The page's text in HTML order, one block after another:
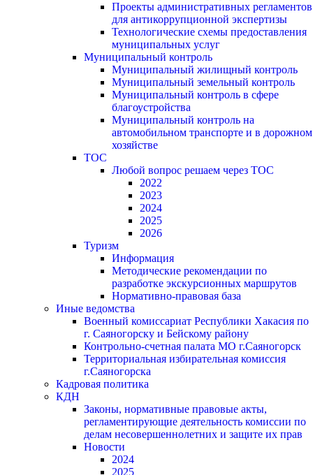
Проекты административных регламентов
для антикоррупционной экспертизы
Технологические схемы предоставления
муниципальных услуг
Муниципальный контроль
Муниципальный жилищный контроль
Муниципальный земельный контроль
Муниципальный контроль в сфере
благоустройства
Муниципальный контроль на
автомобильном транспорте и в дорожном
хозяйстве
ТОС
Любой вопрос решаем через ТОС
2022
2023
2024
2025
2026
Туризм
Информация
Методические рекомендации по
разработке экскурсионных маршрутов
Нормативно-правовая база
Иные ведомства
Военный комиссариат Республики Хакасия по
г. Саяногорску и Бейскому району
Контрольно-счетная палата МО г.Саяногорск
Территориальная избирательная комиссия
г.Саяногорска
Кадровая политика
КДН
Законы, нормативные правовые акты,
регламентирующие деятельность комиссии по
делам несовершеннолетних и защите их прав
Новости
2024
2025